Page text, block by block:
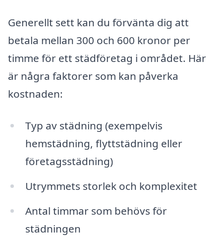
Generellt sett kan du förvänta dig att
betala mellan 300 och 600 kronor per
timme för ett städföretag i området. Här
är några faktorer som kan påverka
kostnaden:
Typ av städning (exempelvis
hemstädning, flyttstädning eller
företagsstädning)
Utrymmets storlek och komplexitet
Antal timmar som behövs för
städningen